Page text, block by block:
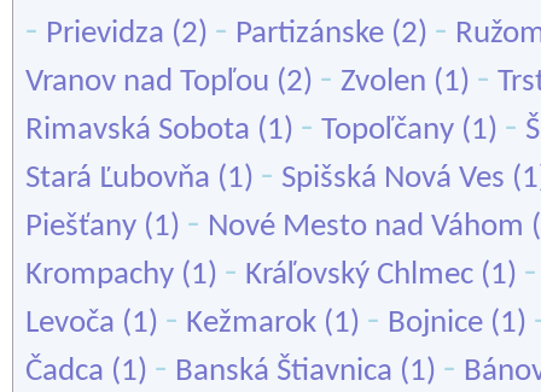
- Prievidza (2) - Partizánske (2) -
Vranov nad Topľou (2) - Zvolen (1) -
Rimavská Sobota (1) - Topoľčany (1) -
Stará Ľubovňa (1) - Spišská Nová Ves
Piešťany (1) - Nové Mesto nad Váhom
Krompachy (1) - Kráľovský Chlmec (1)
Levoča (1) - Kežmarok (1) - Bojnice (1)
Čadca (1) - Banská Štiavnica (1) -